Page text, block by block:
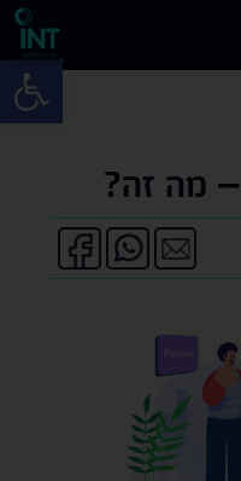
– מה זה?